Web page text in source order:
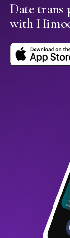
Date trans
with